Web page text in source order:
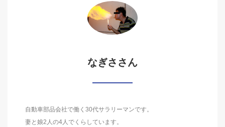
なぎささん
自動車部品会社で働く30代サラリーマンです。
妻と娘2人の4人でくらしています。